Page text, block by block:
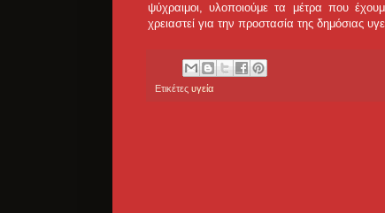
ψύχραιμοι, υλοποιούμε τα μέτρα που
χρειαστεί για την προστασία της δημόσιας
Ετικέτες υγεία